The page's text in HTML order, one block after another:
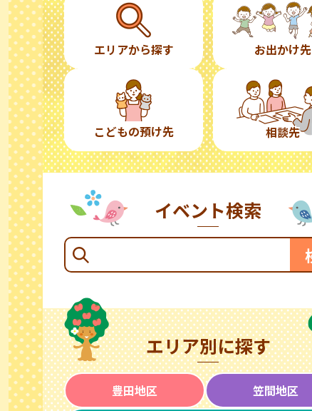
エリアから探す お出かけ先
こどもの預け先 相談先
イベント検索
エリア別に探す
豊田地区 笠間地区